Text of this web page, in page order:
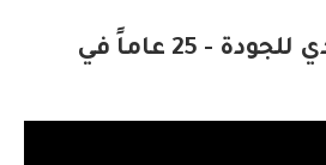
المجلس السعودي للجودة - 25 عاماً في